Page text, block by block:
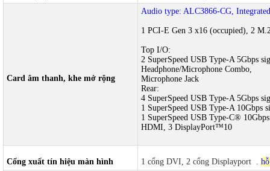
Card âm thanh, khe mở rộng
Audio type: ALC3866-CG,
1 PCI-E Gen 3 x16 (occupied), 2
Top I/O:
2 SuperSpeed USB Type-A 5Gbps
Headphone/Microphone Combo,
Microphone Jack
Rear:
4 SuperSpeed USB Type-A 5Gbps
1 SuperSpeed USB Type-A 10Gbps
1 SuperSpeed USB Type-C®
HDMI, 3 DisplayPort™10
Cổng xuất tín hiệu màn hình 1 cổng DVI, 2 cổng Displayport